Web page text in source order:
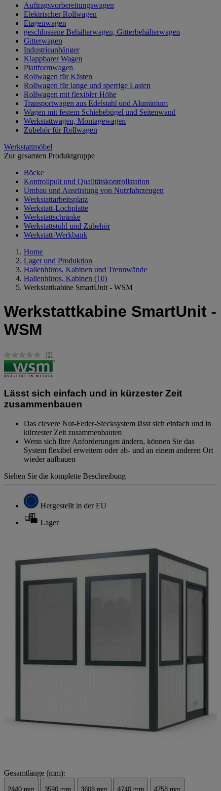
Auftragsvorbereitungswagen
Elektrischer Rollwagen
Etagenwagen
geschlossene Behälterwagen, Gitterbehälterwagen
Gitterwagen
Industrieanhänger
Klappbarer Wagen
Plattformwagen
Rollwagen für Kästen
Rollwagen für lange und sperrige Lasten
Rollwagen mit flexibler Höhe
Transportwagen aus Edelstahl und Aluminium
Wagen mit festem Schiebebügel und Seitenwand
Werkstattwagen, Montagewagen
Zubehör für Rollwagen
Werkstattmöbel
Zur gesamten Produktgruppe
Böcke
Kontrollpult und Qualitätskontrollstation
Umbau und Ausrüstung von Nutzfahrzeugen
Werkstattarbeitsplatz
Werkstatt-Lochplatte
Werkstattschränke
Werkstattstuhl und Zubehör
Werkstatt-Werkbank
Home
Lager und Produktion
Hallenbüros, Kabinen und Trennwände
Hallenbüros, Kabinen (10)
Werkstattkabine SmartUnit ‑ WSM
Werkstattkabine SmartUnit ‑
WSM
Kein
Beurteilungswert.
Link
derselben
Seite.
(0)
Lässt sich einfach und in kürzester Zeit
zusammenbauen
Das clevere Nut-Feder-Stecksystem lässt sich einfach und in
kürzester Zeit zusammenbauten
Wenn sich Ihre Anforderungen ändern, können Sie das
System flexibel erweitern oder ab- und an einem anderen Ort
wieder aufbauen
Siehen Sie die komplette Beschreibung
Hergestellt in der EU
Lager
Gesamtlänge (mm):
2440 mm 3590 mm 3608 mm 4740 mm 4758 mm